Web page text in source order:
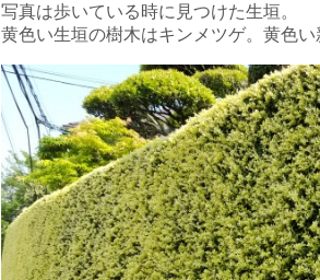
写真は歩いている時に見つけた生垣。
黄色い生垣の樹木はキンメツゲ。黄色い